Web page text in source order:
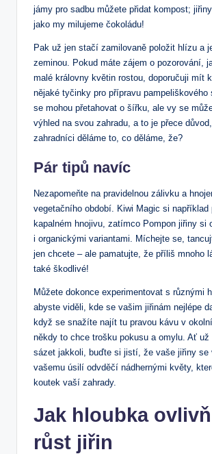
jámy pro sadbu můžete přidat kompost;
jako my milujeme čokoládu!
Pak už jen stačí zamilovaně položit hlízu a
zeminou. Pokud máte zájem o pozorování,
malé královny květin rostou, doporučuji mít
nějaké tyčinky pro přípravu pampeliškového
se mohou přetahovat o šířku, ale vy se
výhled na svou zahradu, a to je přece
zahradníci děláme to, co děláme, že?
Pár tipů navíc
Nezapomeňte na pravidelnou zálivku a
vegetačního období. Kiwi Magic si například
kapalném hnojivu, zatímco Pompon jiřiny si
i organickými variantami. Míchejte se,
jen chcete – ale pamatujte, že příliš mnoho
také škodlivé!
Můžete dokonce experimentovat s různými
abyste viděli, kde se vašim jiřinám nejlépe
když se snažíte najít tu pravou kávu v okolní
někdy to chce trošku pokusu a omylu. Ať už
sázet jakkoli, buďte si jistí, že vaše jiřiny se
vašemu úsilí odvděčí nádhernými květy,
koutek vaší zahrady.
Jak hloubka
růst jiřin